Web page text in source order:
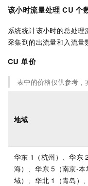
该小时流量处理 CU 个
系统统计该小时的总处理
采集到的出流量和入流量
CU 单价
表中的价格仅供参考，
地域
华东 1（杭州）、华东
海）、华东 5（南京-本
域）、华北 1（青岛）